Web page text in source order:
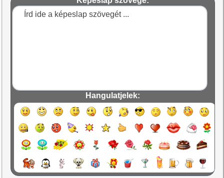
Hangulatjelek: